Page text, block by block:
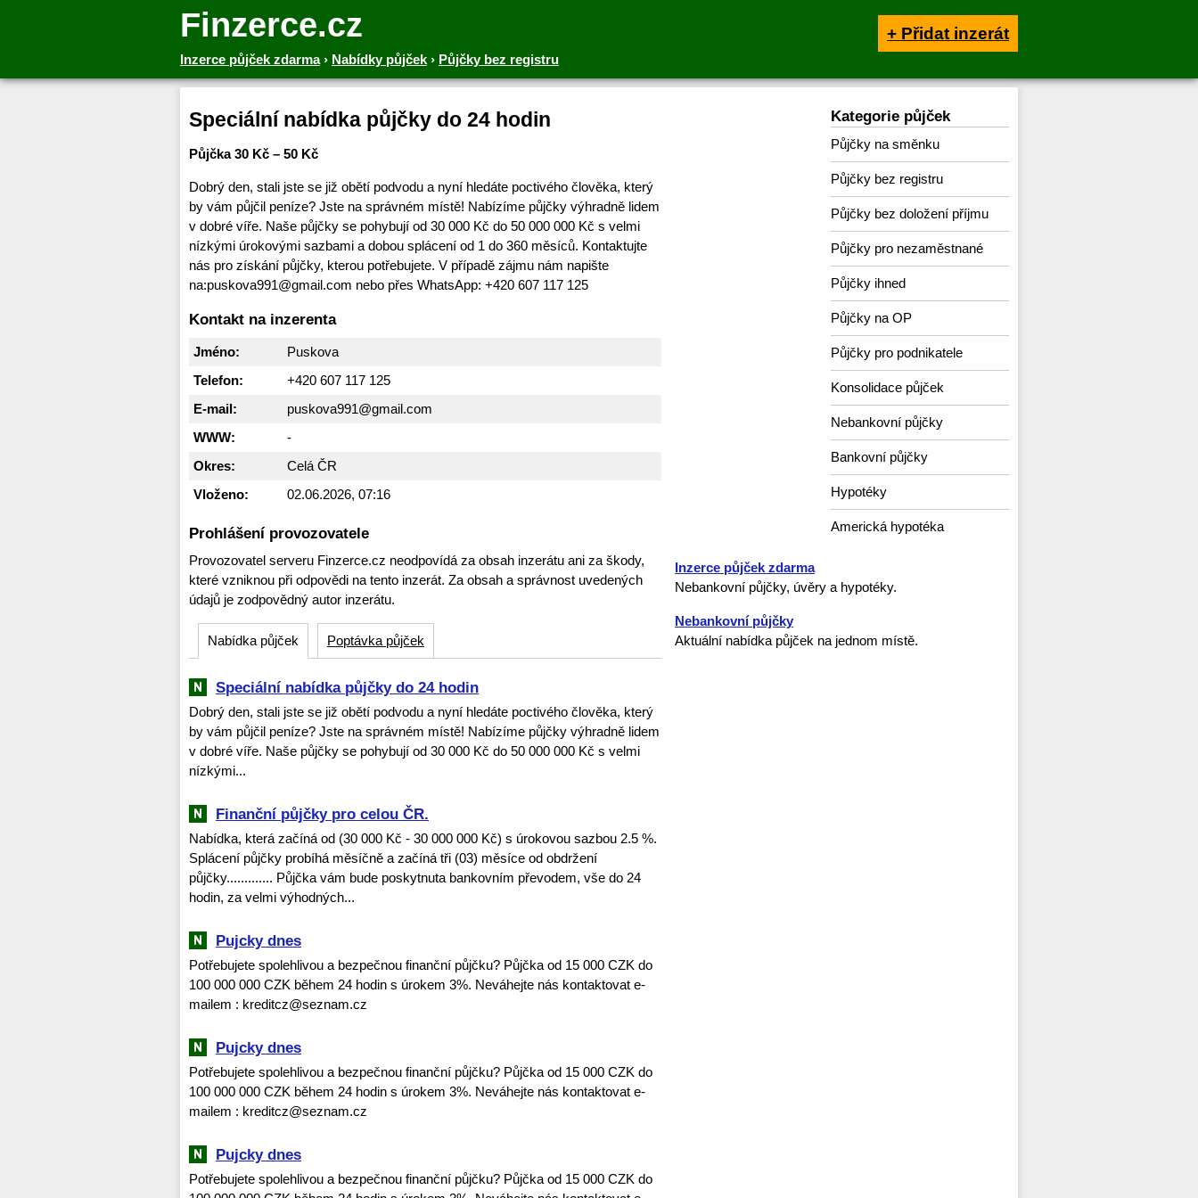
Finzerce.cz
Inzerce půjček zdarma› Nabídky půjček › Půjčky bez registru
+ Přidat inzerát
Speciální nabídka půjčky do 24 hodin
Půjčka 30 Kč – 50 Kč
Dobrý den, stali jste se již obětí podvodu a nyní hledáte poctivého člověka, který
by vám půjčil peníze? Jste na správném místě! Nabízíme půjčky výhradně lidem
v dobré víře. Naše půjčky se pohybují od 30 000 Kč do 50 000 000 Kč s velmi
nízkými úrokovými sazbami a dobou splácení od 1 do 360 měsíců. Kontaktujte
nás pro získání půjčky, kterou potřebujete. V případě zájmu nám napište
na:puskova991@gmail.com nebo přes WhatsApp: +420 607 117 125
Kontakt na inzerenta
Jméno:
Puskova
Telefon:
+420 607 117 125
E-mail:
puskova991@gmail.com
WWW:
-
Okres:
Celá ČR
Vloženo:
02.06.2026, 07:16
Prohlášení provozovatele
Provozovatel serveru Finzerce.cz neodpovídá za obsah inzerátu ani za škody,
které vzniknou při odpovědi na tento inzerát. Za obsah a správnost uvedených
údajů je zodpovědný autor inzerátu.
Nabídka půjček Poptávka půjček
Speciální nabídka půjčky do 24 hodin
Dobrý den, stali jste se již obětí podvodu a nyní hledáte poctivého člověka, který
by vám půjčil peníze? Jste na správném místě! Nabízíme půjčky výhradně lidem
v dobré víře. Naše půjčky se pohybují od 30 000 Kč do 50 000 000 Kč s velmi
nízkými...
Finanční půjčky pro celou ČR.
Nabídka, která začíná od (30 000 Kč - 30 000 000 Kč) s úrokovou sazbou 2.5 %.
Splácení půjčky probíhá měsíčně a začíná tři (03) měsíce od obdržení
půjčky............. Půjčka vám bude poskytnuta bankovním převodem, vše do 24
hodin, za velmi výhodných...
Pujcky dnes
Potřebujete spolehlivou a bezpečnou finanční půjčku? Půjčka od 15 000 CZK do
100 000 000 CZK během 24 hodin s úrokem 3%. Neváhejte nás kontaktovat e-
mailem : kreditcz@seznam.cz
Pujcky dnes
Potřebujete spolehlivou a bezpečnou finanční půjčku? Půjčka od 15 000 CZK do
100 000 000 CZK během 24 hodin s úrokem 3%. Neváhejte nás kontaktovat e-
mailem : kreditcz@seznam.cz
Pujcky dnes
Potřebujete spolehlivou a bezpečnou finanční půjčku? Půjčka od 15 000 CZK do
Kategorie půjček
Půjčky na směnku
Půjčky bez registru
Půjčky bez doložení příjmu
Půjčky pro nezaměstnané
Půjčky ihned
Půjčky na OP
Půjčky pro podnikatele
Konsolidace půjček
Nebankovní půjčky
Bankovní půjčky
Hypotéky
Americká hypotéka
Inzerce půjček zdarma
Nebankovní půjčky, úvěry a hypotéky.
Nebankovní půjčky
Aktuální nabídka půjček na jednom místě.